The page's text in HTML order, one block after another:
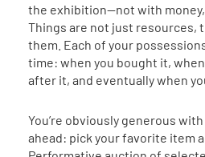
the exhibition—not with
Things are not just resources,
them. Each of your
time: when you bought it,
after it, and eventually when
You’re obviously generous
ahead: pick your favorite item